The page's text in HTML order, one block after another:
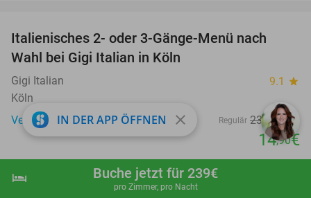
shopping_cart Jetzt buchen
hotel Buche jetzt für 239€
pro Zimmer, pro Nacht
Italienisches 2- oder 3-Gänge-Menü nach
Wahl bei Gigi Italian in Köln
Gigi Italian 9.1 star
Köln
Verkauft: 51
Regulär 23,80€
14,90€
favorite_border
IN DER APP ÖFFNEN close